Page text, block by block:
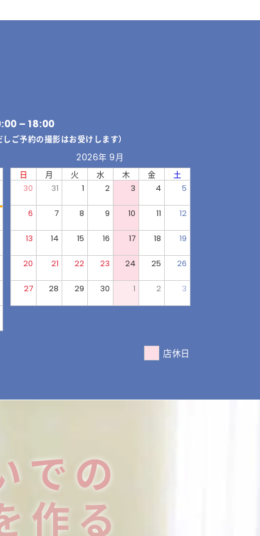
– 18:00
しご予約の撮影はお受けします）
2026年 9月
日 月 火 水 木 金
土
30
31 1 2 3 4 5
6 7 8 9 10 11 12
13 14 15 16 17 18 19
20 21 22 23 24 25 26
27 28 29 30 1 2 3
店休日
での
作る